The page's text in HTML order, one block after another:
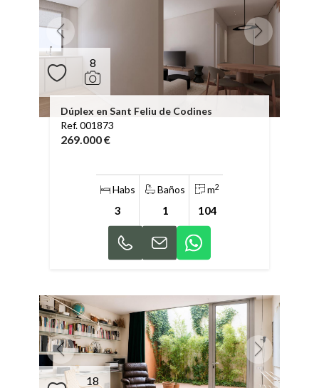
8
Dúplex en Sant Feliu de Codines
Ref. 001873
269.000 €
Habs
3
Baños
1
m2
104
18